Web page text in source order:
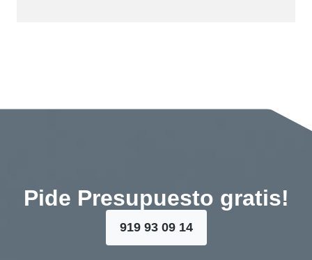
Pide Presupuesto gratis!
919 93 09 14